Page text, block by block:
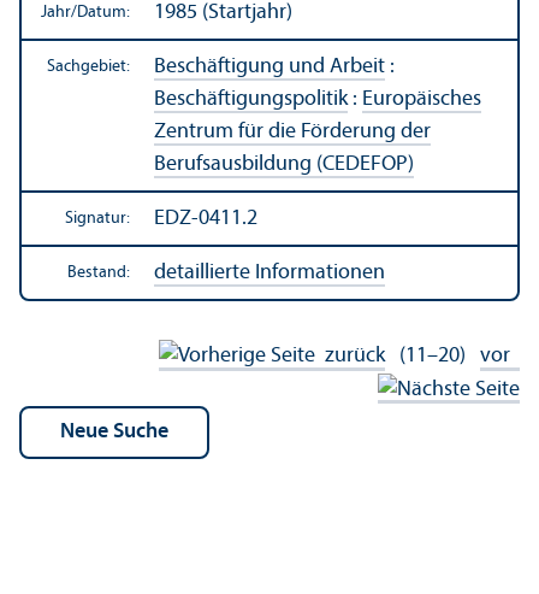
Jahr/Datum: 1985 (Startjahr)
Sachgebiet: Beschäftigung und Arbeit :
Beschäftigungs­politik: Europäisches
Zentrum für die Förderung der
Berufsausbildung (CEDEFOP)
Signatur: EDZ-0411.2
Bestand: detaillierte Informationen
zurück(11–20) vor